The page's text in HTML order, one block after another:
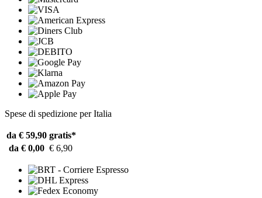
Spese di spedizione per Italia
da € 59,90 gratis*
da € 0,00 € 6,90